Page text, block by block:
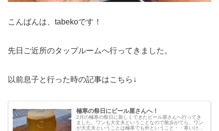
こんばんは、tabekoです！
先日ご近所のタップルームへ行ってきました。
以前息子と行った時の記事はこちら↓
極寒の祭日にビール屋さんへ！
2月の極寒の祭日に新しくできたビール屋さんへ行ってき
ました。ワンも大丈夫ということなので散歩がてら、ワン
が大丈夫ということは極寒でも外ということ・・寒いけど